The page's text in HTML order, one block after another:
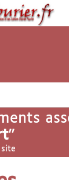
"